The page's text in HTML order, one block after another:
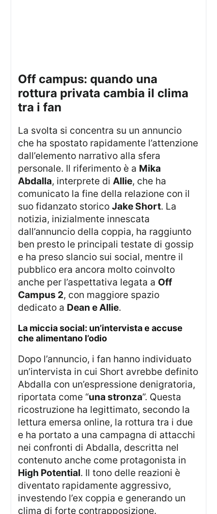
off campus: quando una
rottura privata cambia il clima
tra i fan
La svolta si concentra su un annuncio
che ha spostato rapidamente l’attenzione
dall’elemento narrativo alla sfera
personale. Il riferimento è a Mika
Abdalla, interprete diAllie, che ha
comunicato la fine della relazione con il
suo fidanzato storicoJake Short. La
notizia, inizialmente innescata
dall’annuncio della coppia, ha raggiunto
ben presto le principali testate di gossip
e ha preso slancio sui social, mentre il
pubblico era ancora molto coinvolto
anche per l’aspettativa legata a Off
Campus 2, con maggiore spazio
dedicato a Dean e Allie.
la miccia social: un’intervista e accuse
che alimentano l’odio
Dopo l’annuncio, i fan hanno individuato
un’intervista in cui Short avrebbe definito
Abdalla con un’espressione denigratoria,
riportata come “una stronza”. Questa
ricostruzione ha legittimato, secondo la
lettura emersa online, la rottura tra i due
e ha portato a una campagna di attacchi
nei confronti di Abdalla, descritta nel
contenuto anche come protagonista in
High Potential. Il tono delle reazioni è
diventato rapidamente aggressivo,
investendo l’ex coppia e generando un
clima di forte contrapposizione.